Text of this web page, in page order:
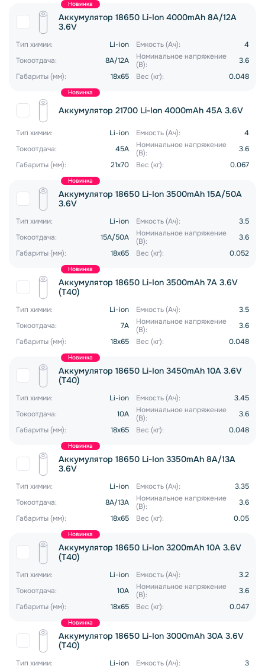
Новинка
Аккумулятор 18650 Li-Ion 4000mAh 8A/12A
3.6V
Тип химии: Li-ion Емкость (Ач):
4
Токоотдача:
8A/12A
Номинальное напряжение
(В):
3.6
Габариты (мм):
18x65 Вес (кг): 0.048
Новинка
Аккумулятор 21700 Li-Ion 4000mAh 45A 3.6V
Тип химии: Li-ion Емкость (Ач):
4
Токоотдача:
45A
Номинальное напряжение
(В):
3.6
Габариты (мм):
21x70 Вес (кг): 0.067
Новинка
Аккумулятор 18650 Li-Ion 3500mAh 15A/50A
3.6V
Тип химии: Li-ion Емкость (Ач):
3.5
Токоотдача:
15A/50A
Номинальное напряжение
(В):
3.6
Габариты (мм):
18x65 Вес (кг): 0.052
Новинка
Аккумулятор 18650 Li-Ion 3500mAh 7A 3.6V
(T40)
Тип химии: Li-ion Емкость (Ач):
3.5
Токоотдача:
7A
Номинальное напряжение
(В):
3.6
Габариты (мм):
18x65 Вес (кг): 0.048
Новинка
Аккумулятор 18650 Li-Ion 3450mAh 10A 3.6V
(T40)
Тип химии: Li-ion Емкость (Ач):
3.45
Токоотдача:
10A
Номинальное напряжение
(В):
3.6
Габариты (мм):
18x65 Вес (кг): 0.048
Новинка
Аккумулятор 18650 Li-Ion 3350mAh 8A/13A
3.6V
Тип химии: Li-ion Емкость (Ач):
3.35
Токоотдача:
8A/13A
Номинальное напряжение
(В):
3.6
Габариты (мм):
18x65 Вес (кг): 0.05
Новинка
Аккумулятор 18650 Li-Ion 3200mAh 10A 3.6V
(T40)
Тип химии: Li-ion Емкость (Ач):
3.2
Токоотдача:
10A
Номинальное напряжение
(В):
3.6
Габариты (мм):
18x65 Вес (кг): 0.047
Новинка
Аккумулятор 18650 Li-Ion 3000mAh 30A 3.6V
(T40)
Тип химии: Li-ion Емкость (Ач):
3